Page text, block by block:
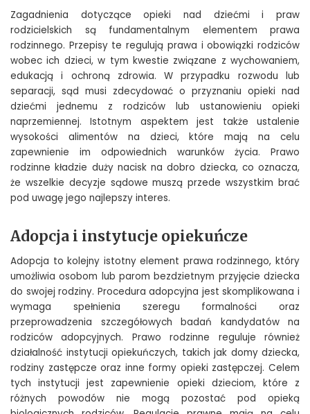
Zagadnienia dotyczące opieki nad dziećmi i praw
rodzicielskich są fundamentalnym elementem prawa
rodzinnego. Przepisy te regulują prawa i obowiązki rodziców
wobec ich dzieci, w tym kwestie związane z wychowaniem,
edukacją i ochroną zdrowia. W przypadku rozwodu lub
separacji, sąd musi zdecydować o przyznaniu opieki nad
dziećmi jednemu z rodziców lub ustanowieniu opieki
naprzemiennej. Istotnym aspektem jest także ustalenie
wysokości alimentów na dzieci, które mają na celu
zapewnienie im odpowiednich warunków życia. Prawo
rodzinne kładzie duży nacisk na dobro dziecka, co oznacza,
że wszelkie decyzje sądowe muszą przede wszystkim brać
pod uwagę jego najlepszy interes.
Adopcja i instytucje opiekuńcze
Adopcja to kolejny istotny element prawa rodzinnego, który
umożliwia osobom lub parom bezdzietnym przyjęcie dziecka
do swojej rodziny. Procedura adopcyjna jest skomplikowana i
wymaga spełnienia szeregu formalności oraz
przeprowadzenia szczegółowych badań kandydatów na
rodziców adopcyjnych. Prawo rodzinne reguluje również
działalność instytucji opiekuńczych, takich jak domy dziecka,
rodziny zastępcze oraz inne formy opieki zastępczej. Celem
tych instytucji jest zapewnienie opieki dzieciom, które z
różnych powodów nie mogą pozostać pod opieką